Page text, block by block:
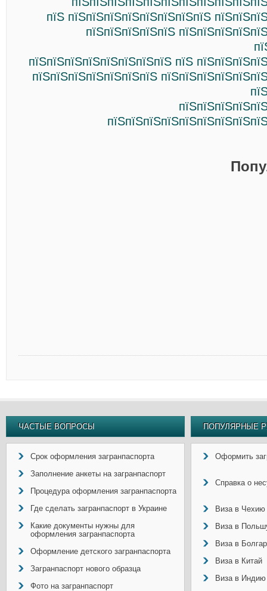
пїЅ пїЅпїЅпїЅпїЅпїЅпїЅпїЅпїЅ
пїЅпїЅпїЅпїЅпїЅ
пїЅпїЅпїЅпїЅпїЅпїЅпїЅпїЅ пїЅ
пїЅпїЅпїЅпїЅпїЅпїЅпїЅ
ЧАСТЫЕ ВОПРОСЫ
Срок оформления загранпаспорта
Заполнение анкеты на загранпаспорт
Процедура оформления загранпаспорта
Где сделать загранпаспорт в Украине
Какие документы нужны для
оформления загранпаспорта
Оформление детского загранпаспорта
Загранпаспорт нового образца
Фото на загранпаспорт
ПОПУЛЯРНЫЕ
Оформить
Справка о
Виза в Чехию
Виза в
Виза в
Виза в Китай
Виза в Индию